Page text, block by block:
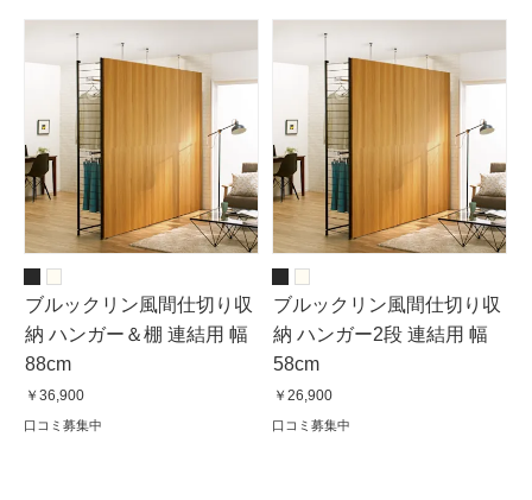
ブルックリン風間仕切り収
納 ハンガー＆棚 連結用 幅
88cm
￥36,900
口コミ募集中
ブルックリン風間仕切り収
納 ハンガー2段 連結用 幅
58cm
￥26,900
口コミ募集中